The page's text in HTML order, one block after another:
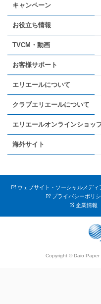
キャンペーン
お役立ち情報
TVCM・動画
お客様サポート
エリエールについて
クラブエリエールについて
エリエールオンラインショッ
海外サイト
ウェブサイト・ソーシャルメディ
プライバシーポリ
企業情報
Copyright © Daio Paper